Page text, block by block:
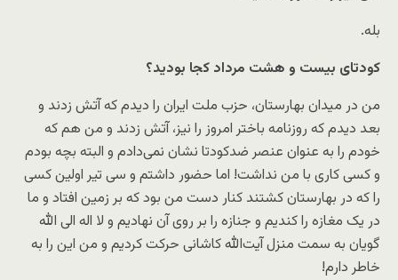
بله.
کودتای بیست و هشت مرداد کجا بودید؟
من در میدان بهارستان، حزب ملت ایران را دیدم که آتش زدند و
بعد دیدم که روزنامه باختر امروز را نیز، آتش زدند و من هم که
خودم را به عنوان عنصر ضدکودتا نشان نمی‌دادم و البته بچه بودم
و کسی کاری با من نداشت! اما حضور داشتم و سی تیر اولین کسی
را که در بهارستان کشتند کنار دست من بود که بر زمین افتاد و ما
در یک مغازه را کندیم و جنازه را بر روی آن نهادیم و لا اله الی الله
گویان به سمت منزل آیت‌الله کاشانی حرکت کردیم و من این را به
خاطر دارم!